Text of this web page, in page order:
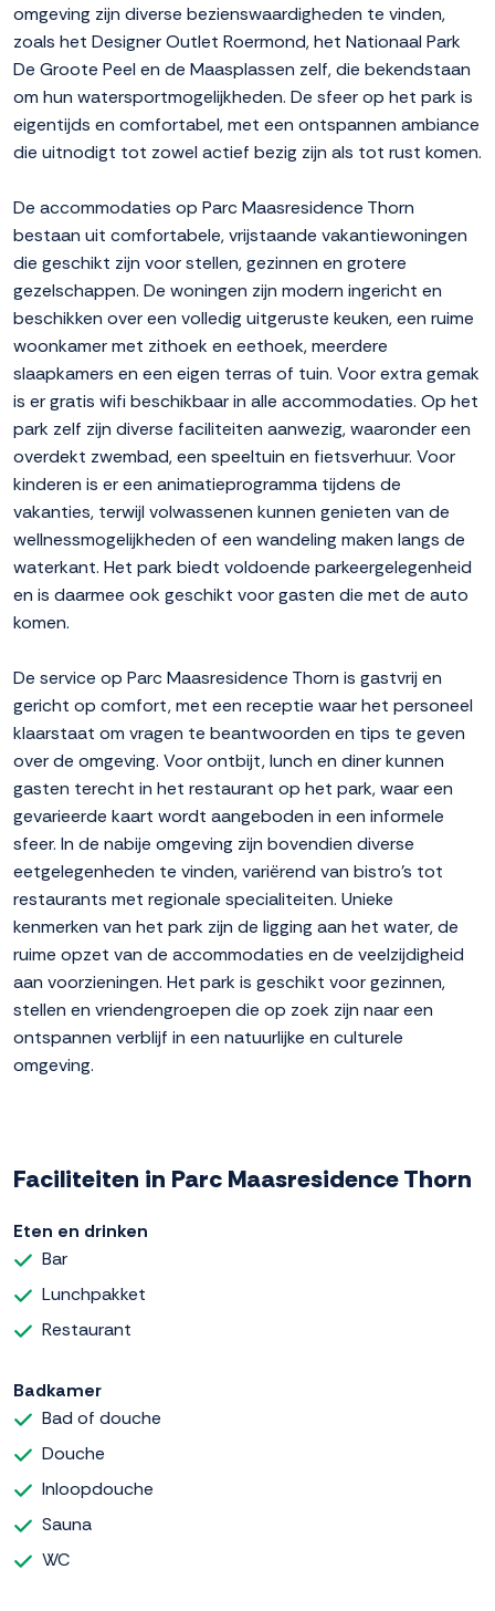
omgeving zijn diverse bezienswaardigheden te vinden,
zoals het Designer Outlet Roermond, het Nationaal Park
De Groote Peel en de Maasplassen zelf, die bekendstaan
om hun watersportmogelijkheden. De sfeer op het park is
eigentijds en comfortabel, met een ontspannen ambiance
die uitnodigt tot zowel actief bezig zijn als tot rust komen.
De accommodaties op Parc Maasresidence Thorn
bestaan uit comfortabele, vrijstaande vakantiewoningen
die geschikt zijn voor stellen, gezinnen en grotere
gezelschappen. De woningen zijn modern ingericht en
beschikken over een volledig uitgeruste keuken, een ruime
woonkamer met zithoek en eethoek, meerdere
slaapkamers en een eigen terras of tuin. Voor extra gemak
is er gratis wifi beschikbaar in alle accommodaties. Op het
park zelf zijn diverse faciliteiten aanwezig, waaronder een
overdekt zwembad, een speeltuin en fietsverhuur. Voor
kinderen is er een animatieprogramma tijdens de
vakanties, terwijl volwassenen kunnen genieten van de
wellnessmogelijkheden of een wandeling maken langs de
waterkant. Het park biedt voldoende parkeergelegenheid
en is daarmee ook geschikt voor gasten die met de auto
komen.
De service op Parc Maasresidence Thorn is gastvrij en
gericht op comfort, met een receptie waar het personeel
klaarstaat om vragen te beantwoorden en tips te geven
over de omgeving. Voor ontbijt, lunch en diner kunnen
gasten terecht in het restaurant op het park, waar een
gevarieerde kaart wordt aangeboden in een informele
sfeer. In de nabije omgeving zijn bovendien diverse
eetgelegenheden te vinden, variërend van bistro's tot
restaurants met regionale specialiteiten. Unieke
kenmerken van het park zijn de ligging aan het water, de
ruime opzet van de accommodaties en de veelzijdigheid
aan voorzieningen. Het park is geschikt voor gezinnen,
stellen en vriendengroepen die op zoek zijn naar een
ontspannen verblijf in een natuurlijke en culturele
omgeving.
Faciliteiten in Parc Maasresidence Thorn
Eten en drinken
Bar
Lunchpakket
Restaurant
Badkamer
Bad of douche
Douche
Inloopdouche
Sauna
WC